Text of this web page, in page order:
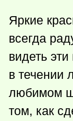
Яркие
всегда
видеть
в течении
любимом
том, как